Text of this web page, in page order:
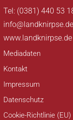
Tel: (0381) 440 53
info@landknirpse.de
www.landknirpse.de
Mediadaten
Kontakt
Impressum
Datenschutz
Cookie-Richtlinie (EU)